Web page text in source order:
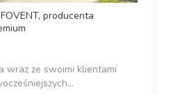
producenta
wraz ze swoimi klientami